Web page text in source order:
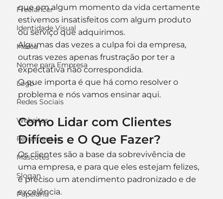
Freelancer
Identidade Visual
Marca
Nome para Empresa
Logo
Redes Sociais
Websites
Ferramentas
Mascotes
Slogan
Papelaria
que em algum momento da vida certamente
estivemos insatisfeitos com algum produto
ou serviço que adquirimos.
Algumas das vezes a culpa foi da empresa,
outras vezes apenas frustração por ter a
expectativa não correspondida.
O que importa é que há como resolver o
problema e nós vamos ensinar aqui.
Como Lidar com Clientes
Difíceis e O Que Fazer?
Os clientes são a base da sobrevivência de
uma empresa, e para que eles estejam felizes,
é preciso um atendimento padronizado e de
excelência.